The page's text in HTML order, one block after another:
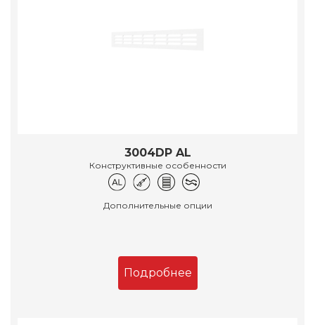
3004DP AL
Конструктивные особенности
Дополнительные опции
Подробнее